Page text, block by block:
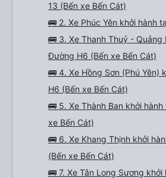
13 (Bến xe Bến Cát)
🚌 2. Xe Phúc Yên khởi hành
🚌 3. Xe Thanh Thuỷ - Quảng
Đường H6 (Bến xe Bến Cát)
🚌 4. Xe Hồng Sơn (Phú Yên)
H6 (Bến xe Bến Cát)
🚌 5. Xe Thành Ban khởi
xe Bến Cát)
🚌 6. Xe Khang Thịnh khởi
(Bến xe Bến Cát)
🚌 7. Xe Tân Long Sương khởi